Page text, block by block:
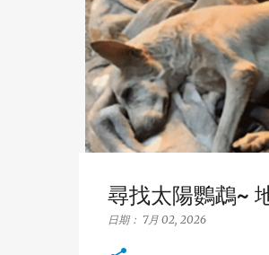
浪浪天使 溫飽
尋找太陽鸚鵡~
日期： 7月 02, 2026